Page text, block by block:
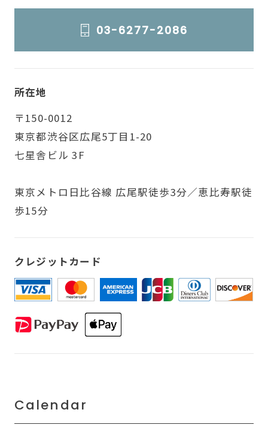
03-6277-2086
所在地
〒150-0012
東京都渋谷区広尾5丁目1-20
七星舎ビル 3F
東京メトロ日比谷線 広尾駅徒歩3分／恵比寿駅徒
歩15分
クレジットカード
Calendar